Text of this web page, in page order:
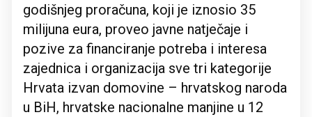
godišnjeg proračuna, koji je iznosio 35
milijuna eura, proveo javne natječaje i
pozive za financiranje potreba i interesa
zajednica i organizacija sve tri kategorije
Hrvata izvan domovine – hrvatskog naroda
u BiH, hrvatske nacionalne manjine u 12